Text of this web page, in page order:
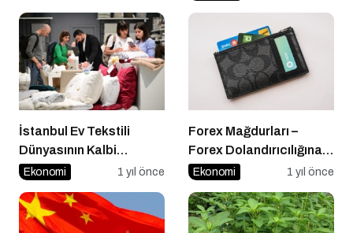
İstanbul Ev Tekstili
Dünyasının Kalbi
Olmaya Hazırlanıyor
Ekonomi 1 yıl önce
Forex Mağdurları –
Forex Dolandırıcılığına
Karşı Bilinmesi
Ekonomi 1 yıl önce